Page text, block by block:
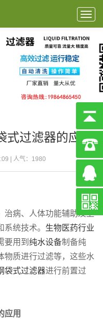
式过滤器的应用
| 人气： 1980
治病、人体功能辅助及卫
统技术。 生物医药行业
要用到 纯水设备制备纯
物质进行过滤等，这些水
袋式过滤器进行前置过
应用